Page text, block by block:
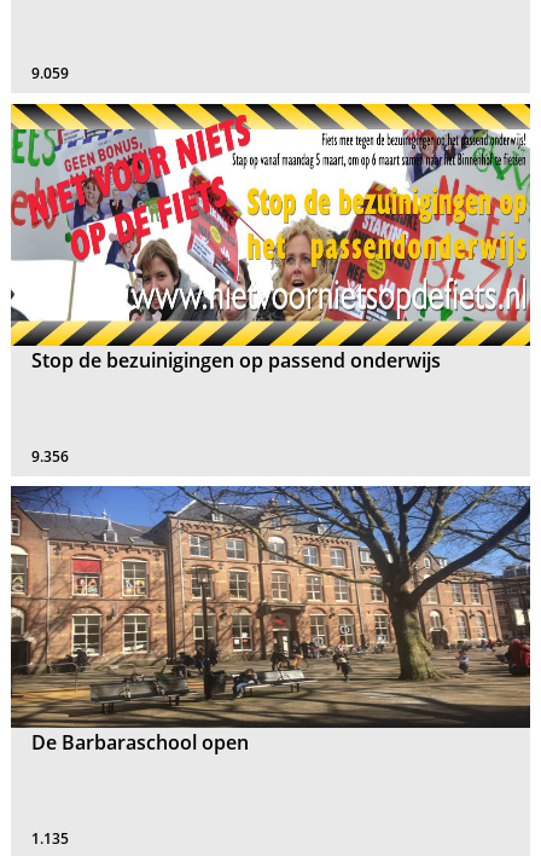
9.059
Stop de bezuinigingen op passend onderwijs
9.356
De Barbaraschool open
1.135